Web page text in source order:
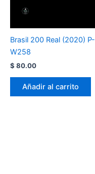
Brasil 200 Real (2020) P-
W258
$ 80.00
Añadir al carrito